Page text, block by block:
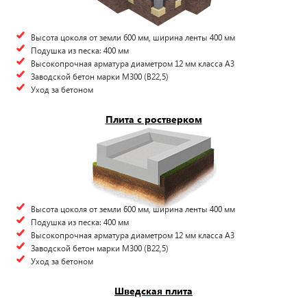
Высота цоколя от земли 600 мм, ширина ленты 400 мм
Подушка из песка: 400 мм
Высокопрочная арматура диаметром 12 мм класса А3
Заводской бетон марки М300 (B22,5)
Уход за бетоном
Плита с ростверком
Высота цоколя от земли 600 мм, ширина ленты 400 мм
Подушка из песка: 400 мм
Высокопрочная арматура диаметром 12 мм класса А3
Заводской бетон марки М300 (B22,5)
Уход за бетоном
Шведская плита